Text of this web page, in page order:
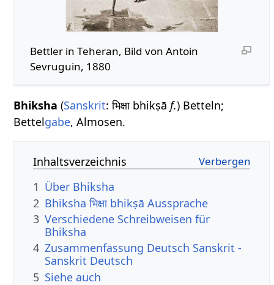
Bettler in Teheran, Bild von Antoin
Sevruguin, 1880
Bhiksha (Sanskrit: भिक्षा bhikṣāf.) Betteln;
Bettelgabe, Almosen.
Inhaltsverzeichnis
1 Über Bhiksha
2 Bhiksha भिक्षा bhikṣā Aussprache
3 Verschiedene Schreibweisen für
Bhiksha
4 Zusammenfassung Deutsch Sanskrit -
Sanskrit Deutsch
5 Siehe auch